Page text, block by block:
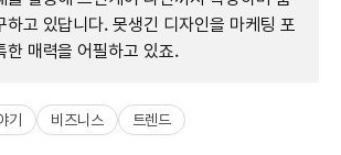
하고 있답니다. 못생긴 디자인을 마케팅 포
한 매력을 어필하고 있죠.
기 비즈니스 트렌드